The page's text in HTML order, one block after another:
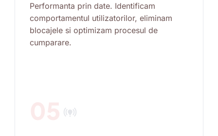
Performanta prin date. Identificam
comportamentul utilizatorilor, eliminam
blocajele si optimizam procesul de
cumparare.
online_prediction